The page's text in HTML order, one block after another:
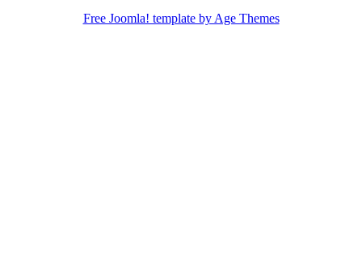
Free Joomla! template by Age Themes